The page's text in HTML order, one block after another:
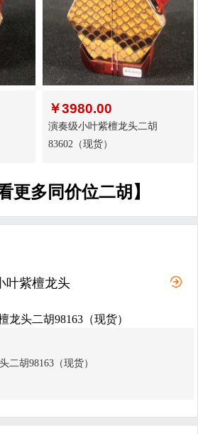
￥3980.00
演奏级小叶紫檀龙头二胡
83602（现货）
更多同价位二胡】
叶紫檀龙头
二胡98163（现货）